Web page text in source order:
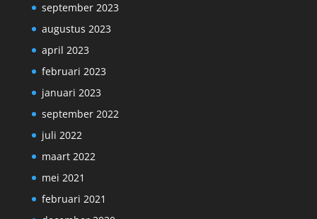
september 2023
augustus 2023
april 2023
februari 2023
januari 2023
september 2022
juli 2022
maart 2022
mei 2021
februari 2021